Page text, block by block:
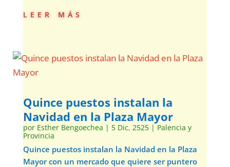
leer más
Quince puestos instalan la
Navidad en la Plaza Mayor
por Esther Bengoechea | 5 Dic, 2525| Palencia y
Provincia
Quince puestos instalan la Navidad en la Plaza
Mayor con un mercado que quiere ser puntero